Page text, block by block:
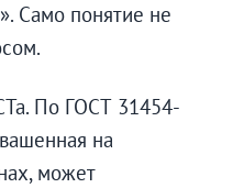
Само понятие не
По ГОСТ 31454-
на
может